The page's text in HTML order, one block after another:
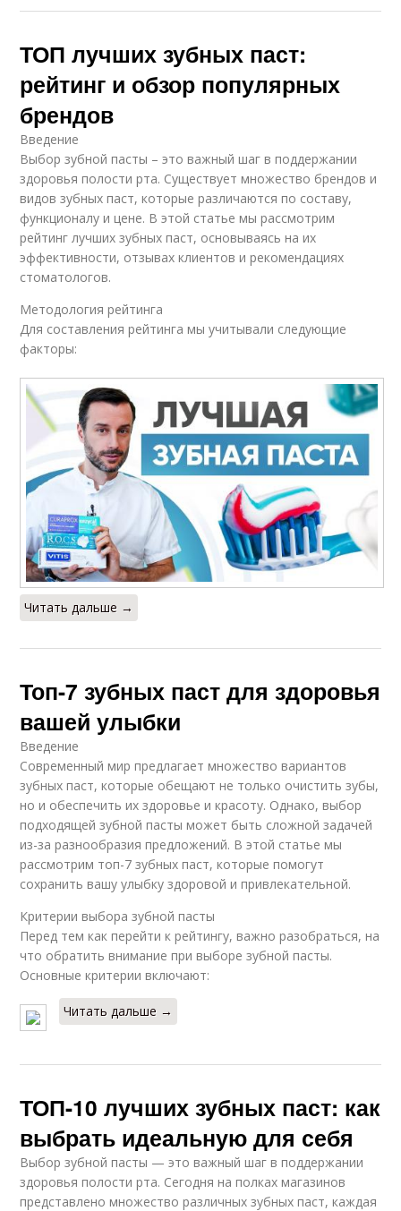
ТОП лучших зубных паст:
рейтинг и обзор популярных
брендов
Введение
Выбор зубной пасты – это важный шаг в поддержании
здоровья полости рта. Существует множество брендов и
видов зубных паст, которые различаются по составу,
функционалу и цене. В этой статье мы рассмотрим
рейтинг лучших зубных паст, основываясь на их
эффективности, отзывах клиентов и рекомендациях
стоматологов.
Методология рейтинга
Для составления рейтинга мы учитывали следующие
факторы:
Читать дальше →
Топ-7 зубных паст для здоровья
вашей улыбки
Введение
Современный мир предлагает множество вариантов
зубных паст, которые обещают не только очистить зубы,
но и обеспечить их здоровье и красоту. Однако, выбор
подходящей зубной пасты может быть сложной задачей
из-за разнообразия предложений. В этой статье мы
рассмотрим топ-7 зубных паст, которые помогут
сохранить вашу улыбку здоровой и привлекательной.
Критерии выбора зубной пасты
Перед тем как перейти к рейтингу, важно разобраться, на
что обратить внимание при выборе зубной пасты.
Основные критерии включают:
Читать дальше →
ТОП-10 лучших зубных паст: как
выбрать идеальную для себя
Выбор зубной пасты — это важный шаг в поддержании
здоровья полости рта. Сегодня на полках магазинов
представлено множество различных зубных паст, каждая